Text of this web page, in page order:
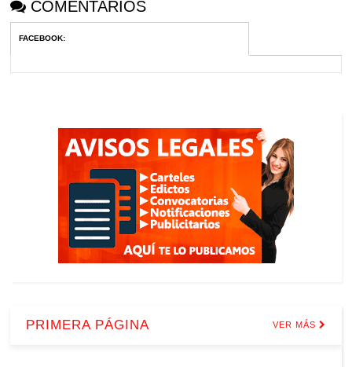
COMENTARIOS
FACEBOOK:
PRIMERA PÁGINA VER MÁS